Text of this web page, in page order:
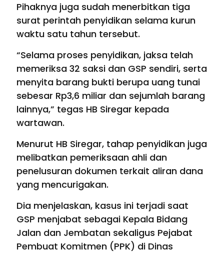
Pihaknya juga sudah menerbitkan tiga
surat perintah penyidikan selama kurun
waktu satu tahun tersebut.
“Selama proses penyidikan, jaksa telah
memeriksa 32 saksi dan GSP sendiri, serta
menyita barang bukti berupa uang tunai
sebesar Rp3,6 miliar dan sejumlah barang
lainnya,” tegas HB Siregar kepada
wartawan.
Menurut HB Siregar, tahap penyidikan juga
melibatkan pemeriksaan ahli dan
penelusuran dokumen terkait aliran dana
yang mencurigakan.
Dia menjelaskan, kasus ini terjadi saat
GSP menjabat sebagai Kepala Bidang
Jalan dan Jembatan sekaligus Pejabat
Pembuat Komitmen (PPK) di Dinas